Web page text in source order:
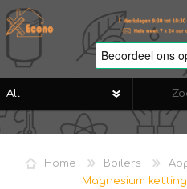
REGISTREREN
VERLANGLIJST
Home Boilers
Magnesium